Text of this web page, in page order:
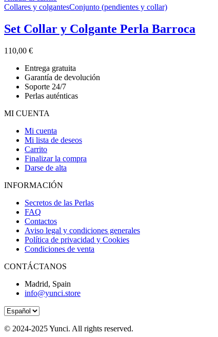
Collares y colgantesConjunto (pendientes y collar)
Set Collar y Colgante Perla Barroca
110,00 €
Entrega gratuita
Garantía de devolución
Soporte 24/7
Perlas auténticas
MI CUENTA
Mi cuenta
Mi lista de deseos
Carrito
Finalizar la compra
Darse de alta
INFORMACIÓN
Secretos de las Perlas
FAQ
Contactos
Aviso legal y condiciones generales
Política de privacidad y Cookies
Condiciones de venta
CONTÁCTANOS
Madrid, Spain
info@yunci.store
© 2024-2025 Yunci. All rights reserved.